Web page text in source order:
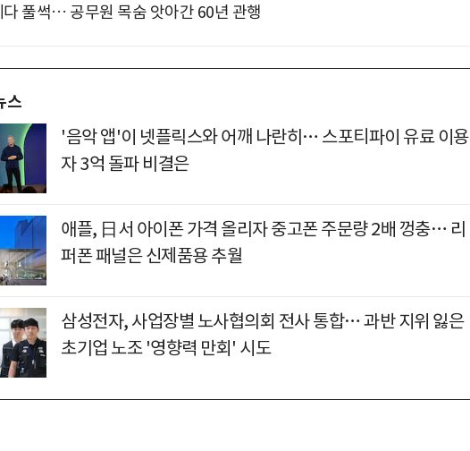
다 풀썩… 공무원 목숨 앗아간 60년 관행
스
'음악 앱'이 넷플릭스와 어깨 나란히… 스포티파이 유료 이용
자 3억 돌파 비결은
애플, 日서 아이폰 가격 올리자 중고폰 주문량 2배 껑충… 리
퍼폰 패널은 신제품용 추월
삼성전자, 사업장별 노사협의회 전사 통합… 과반 지위 잃은
초기업 노조 '영향력 만회' 시도